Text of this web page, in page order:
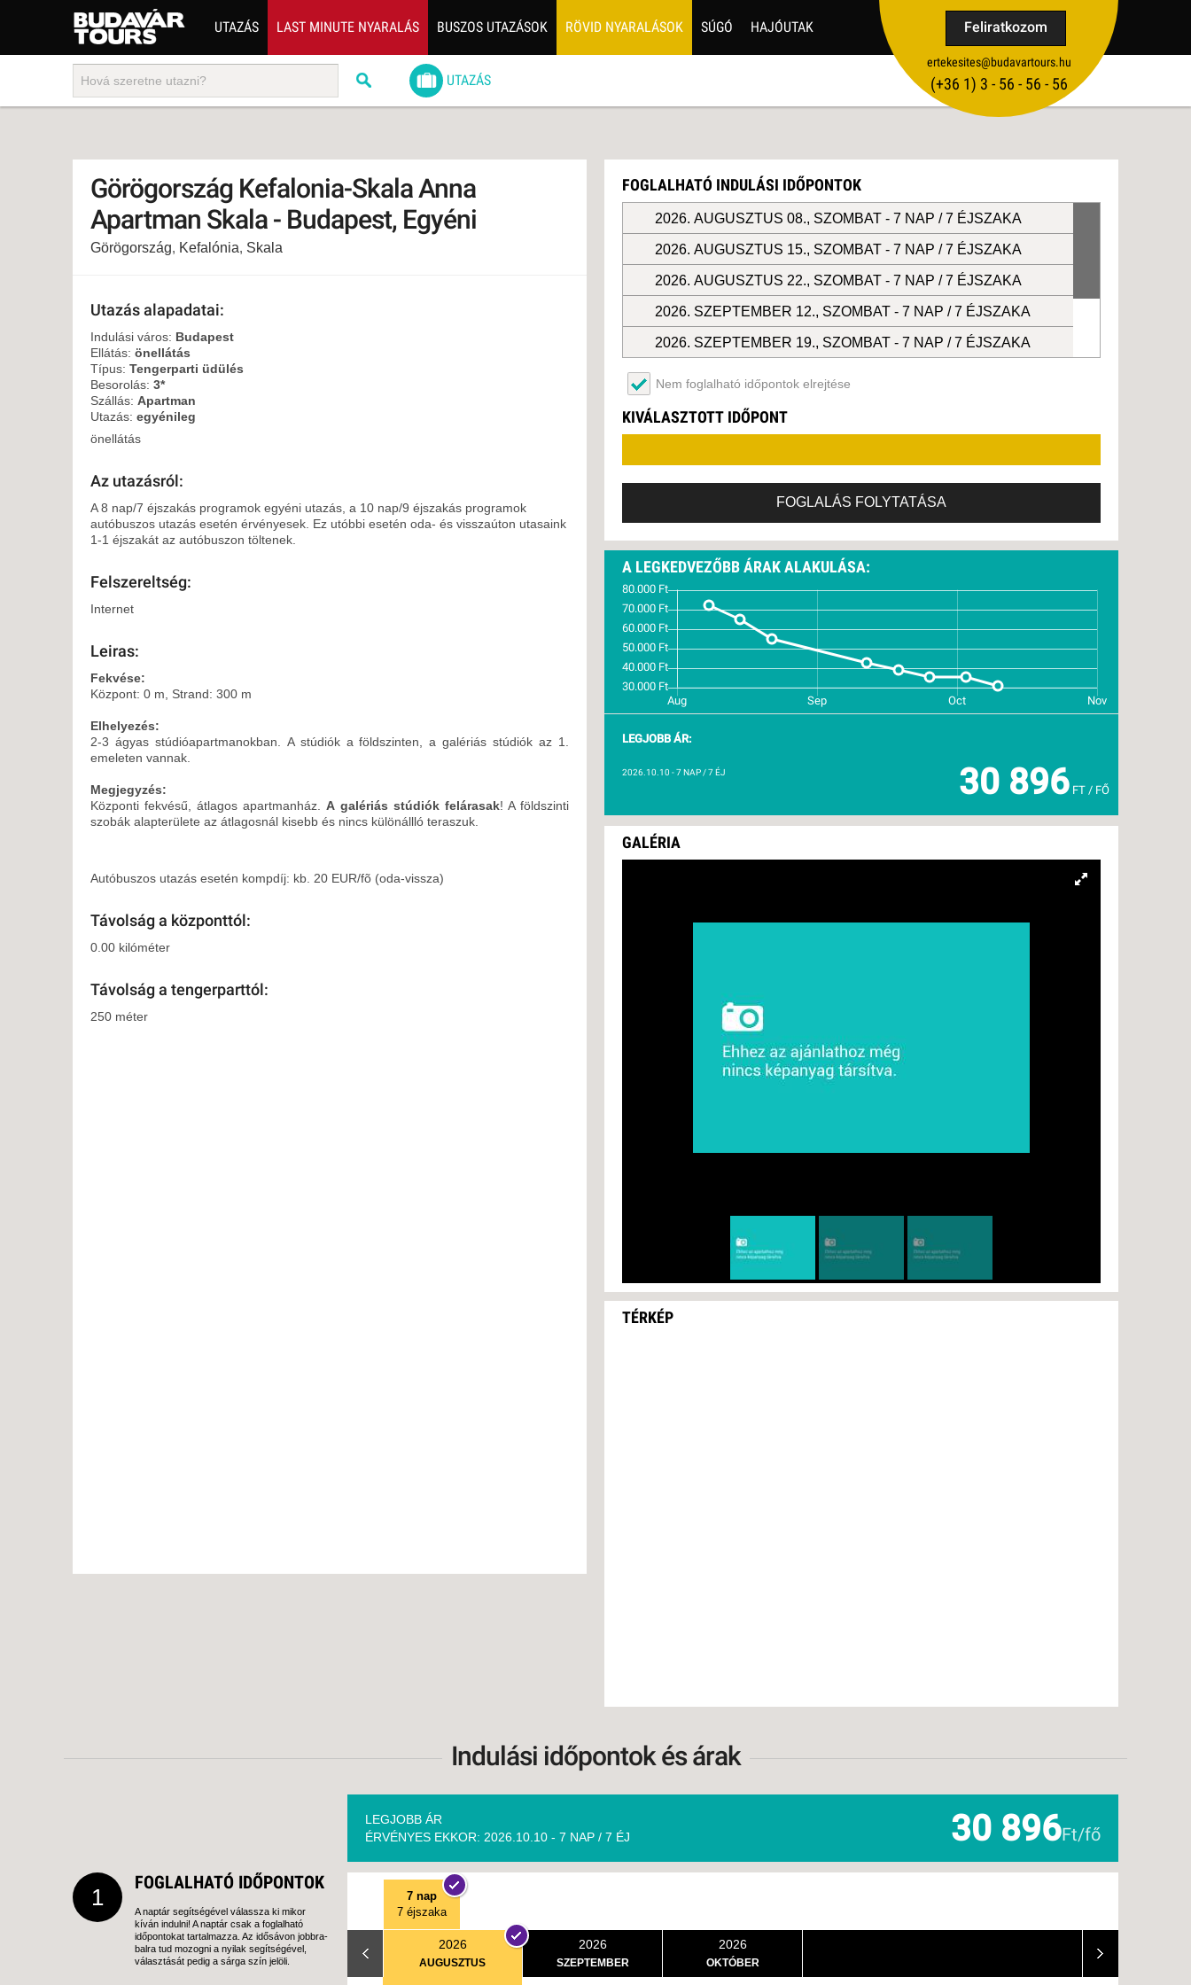
Feliratkozom
ertekesites@budavartours.hu
(+36­ 1) 3 - 56 - 56 - 56
UTAZÁS
BUSZOS UTAZÁSOK
KÖRUTAZÁS
CSALÁDI ÜDÜLÉS
BUDAVÁR TOURS
LAST MINUTE NYARALÁS BUSZOS UTAZÁSOK RÖVID NYARALÁSOK SÚGÓ
TIPPEK
VISSZAJELZÉS KÜLDÉSE
HAJÓUTAK
UTAZÁS
Görögország Kefalonia-Skala Anna
Apartman Skala - Budapest, Egyéni
Görögország, Kefalónia, Skala
GALÉRIA
A LEGKEDVEZŐBB ÁRAK ALAKULÁSA:
LEGJOBB ÁR:
2026.10.10 - 7 NAP / 7 ÉJ 30 896 FT / FŐ
FOGLALHATÓ INDULÁSI IDŐPONTOK
2026. AUGUSZTUS 08., SZOMBAT - 7 NAP / 7 ÉJSZAKA
2026. AUGUSZTUS 15., SZOMBAT - 7 NAP / 7 ÉJSZAKA
2026. AUGUSZTUS 22., SZOMBAT - 7 NAP / 7 ÉJSZAKA
2026. SZEPTEMBER 12., SZOMBAT - 7 NAP / 7 ÉJSZAKA
2026. SZEPTEMBER 19., SZOMBAT - 7 NAP / 7 ÉJSZAKA
2026. OKTÓBER 03., SZOMBAT -
2026. OKTÓBER 10., SZOMBAT -7 NAP / 7 ÉJSZAKA
Nem foglalható időpontok elrejtése
KIVÁLASZTOTT IDŐPONT
FOGLALÁS FOLYTATÁSA
Utazás alapadatai:
Indulási város: Budapest
Ellátás: önellátás
Típus: Tengerparti üdülés
Besorolás: 3*
Szállás: Apartman
Utazás: egyénileg
önellátás
Az utazásról:
A 8 nap/7 éjszakás programok egyéni utazás, a 10 nap/9 éjszakás programok
autóbuszos utazás esetén érvényesek. Ez utóbbi esetén oda- és visszaúton utasaink
1-1 éjszakát az autóbuszon töltenek.
Felszereltség:
Internet
Leiras:
Fekvése:
Központ: 0 m, Strand: 300 m
Elhelyezés:
2-3 ágyas stúdióapartmanokban. A stúdiók a földszinten, a galériás stúdiók az 1.
emeleten vannak.
Megjegyzés:
Központi fekvésű, átlagos apartmanház.A galériás stúdiók felárasak! A földszinti
szobák alapterülete az átlagosnál kisebb és nincs különállló teraszuk.
Autóbuszos utazás esetén kompdíj: kb. 20 EUR/fõ (oda-vissza)
Távolság a központtól:
0.00 kilóméter
Távolság a tengerparttól:
250 méter
TÉRKÉP
Indulási időpontok és árak
LEGJOBB ÁR
ÉRVÉNYES EKKOR: 2026.10.10 - 7 NAP / 7 ÉJ
30 896Ft/fő
1
FOGLALHATÓ IDŐPONTOK
A naptár segítségével válassza ki mikor
kíván indulni! A naptár csak a foglalható
időpontokat tartalmazza. Az idősávon jobbra-
balra tud mozogni a nyilak segítségével,
választását pedig a sárga szín jelöli.
7 nap
7 éjszaka
2026
AUGUSZTUS
2026
SZEPTEMBER
2026
OKTÓBER
Slide Right